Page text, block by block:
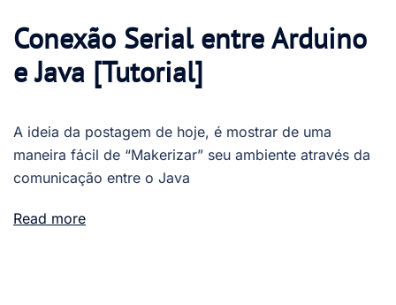
Conexão Serial entre Arduino
e Java [Tutorial]
A ideia da postagem de hoje, é mostrar de uma
maneira fácil de “Makerizar” seu ambiente através da
comunicação entre o Java
Read more